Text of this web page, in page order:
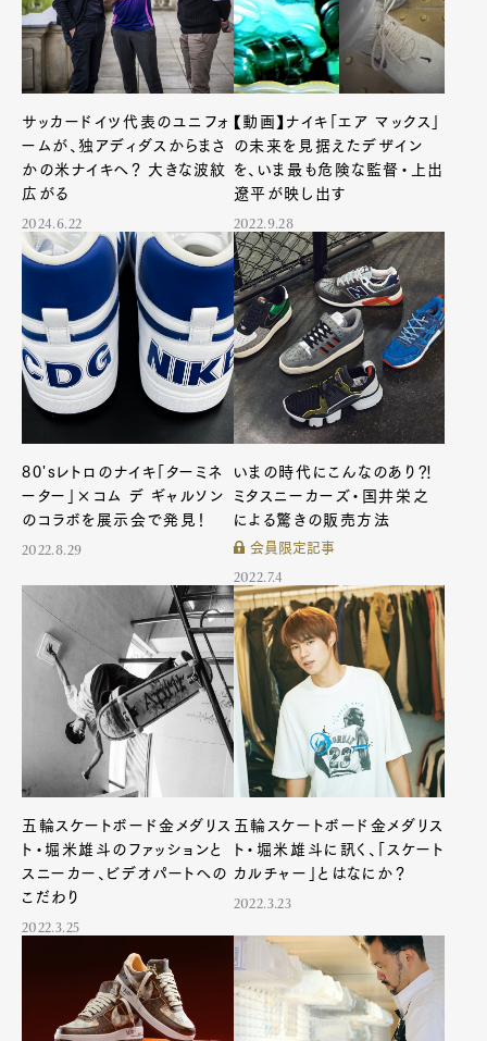
サッカードイツ代表のユニフォ
ームが、独アディダスからまさ
かの米ナイキへ？ 大きな波紋
広がる
2024.6.22
【動画】ナイキ「エア マックス」
の未来を見据えたデザイン
を、いま最も危険な監督・上出
遼平が映し出す
2022.9.28
80'sレトロのナイキ「ターミネ
ーター」×コム デ ギャルソン
のコラボを展示会で発見！
2022.8.29
いまの時代にこんなのあり⁈
ミタスニーカーズ・国井栄之
による驚きの販売方法
会員限定記事
2022.7.4
五輪スケートボード金メダリス
ト・堀米雄斗のファッションと
スニーカー、ビデオパートへの
こだわり
2022.3.25
五輪スケートボード金メダリス
ト・堀米雄斗に訊く、「スケート
カルチャー」とはなにか？
2022.3.23